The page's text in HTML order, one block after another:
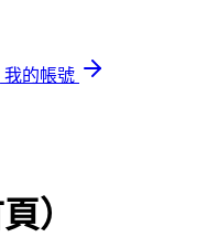
我的帳號
）